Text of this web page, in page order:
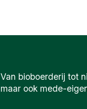
Van bioboerderij tot
maar ook mede-